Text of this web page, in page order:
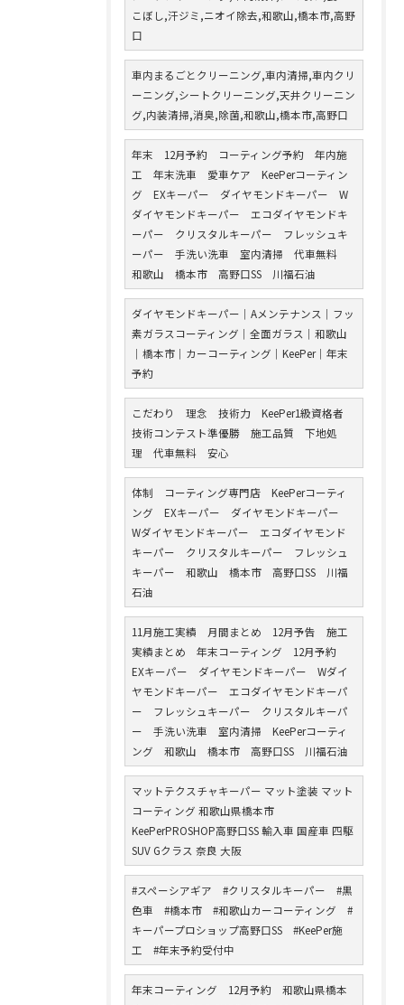
こぼし,汗ジミ,ニオイ除去,和歌山,橋本市,高野
口
車内まるごとクリーニング,車内清掃,車内クリ
ーニング,シートクリーニング,天井クリーニン
グ,内装清掃,消臭,除菌,和歌山,橋本市,高野口
年末 12月予約 コーティング予約 年内施
工 年末洗車 愛車ケア KeePerコーティン
グ EXキーパー ダイヤモンドキーパー W
ダイヤモンドキーパー エコダイヤモンドキ
ーパー クリスタルキーパー フレッシュキ
ーパー 手洗い洗車 室内清掃 代車無料
和歌山 橋本市 高野口SS 川福石油
ダイヤモンドキーパー｜Aメンテナンス｜フッ
素ガラスコーティング｜全面ガラス｜和歌山
｜橋本市｜カーコーティング｜KeePer｜年末
予約
こだわり 理念 技術力 KeePer1級資格者
技術コンテスト準優勝 施工品質 下地処
理 代車無料 安心
体制 コーティング専門店 KeePerコーティ
ング EXキーパー ダイヤモンドキーパー
Wダイヤモンドキーパー エコダイヤモンド
キーパー クリスタルキーパー フレッシュ
キーパー 和歌山 橋本市 高野口SS 川福
石油
11月施工実績 月間まとめ 12月予告 施工
実績まとめ 年末コーティング 12月予約
EXキーパー ダイヤモンドキーパー Wダイ
ヤモンドキーパー エコダイヤモンドキーパ
ー フレッシュキーパー クリスタルキーパ
ー 手洗い洗車 室内清掃 KeePerコーティ
ング 和歌山 橋本市 高野口SS 川福石油
マットテクスチャキーパー マット塗装 マット
コーティング 和歌山県橋本市
KeePerPROSHOP高野口SS 輸入車 国産車 四駆
SUV Gクラス 奈良 大阪
#スペーシアギア #クリスタルキーパー #黒
色車 #橋本市 #和歌山カーコーティング #
キーパープロショップ高野口SS #KeePer施
工 #年末予約受付中
年末コーティング 12月予約 和歌山県橋本